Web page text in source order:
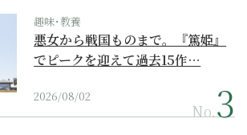
趣味･教養
悪女から戦国ものまで。『篤姫』
でピークを迎えて過去15作…
2026/08/02
No.